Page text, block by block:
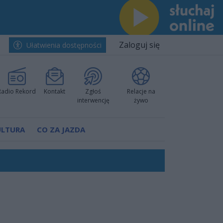
Ułatwienia dostępności Zaloguj się
Rekord Kontakt
Zgłoś
interwencję
Relacje na
żywo
CO ZA JAZDA